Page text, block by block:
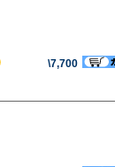
\7,700